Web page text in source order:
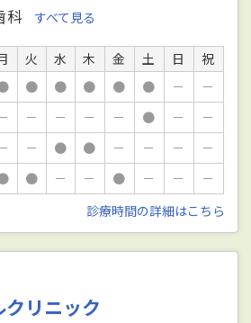
科 すべて見る
火 水 木 金 土 日
祝
● ● ● ● ● －
－
－ － － － ● －
－
－ ● ● － － －
－
● － － ● － －
－
診療時間の詳細はこちら
リニック